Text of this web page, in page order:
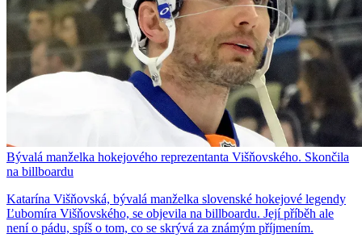
Bývalá manželka hokejového reprezentanta Višňovského. Skončila
na billboardu
Katarína Višňovská, bývalá manželka slovenské hokejové legendy
Ľubomíra Višňovského, se objevila na billboardu. Její příběh ale
není o pádu, spíš o tom, co se skrývá za známým příjmením.